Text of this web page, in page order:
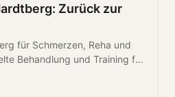
Zurück zur
für Schmerzen, Reha und
Behandlung und Training für